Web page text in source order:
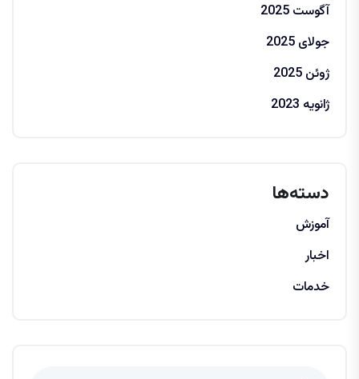
آگوست 2025
جولای 2025
ژوئن 2025
ژانویه 2023
دسته‌ها
آموزش
اخبار
خدمات